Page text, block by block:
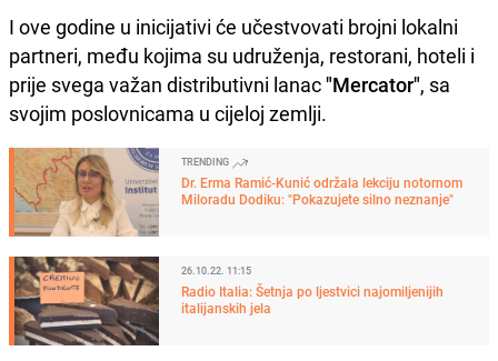
I ove godine u inicijativi će učestvovati brojni lokalni
partneri, među kojima su udruženja, restorani, hoteli i
prije svega važan distributivni lanac"Mercator", sa
svojim poslovnicama u cijeloj zemlji.
TRENDING
Dr. Erma Ramić-Kunić održala lekciju notornom
Miloradu Dodiku: "Pokazujete silno neznanje"
26.10.22. 11:15
Radio Italia: Šetnja po ljestvici najomiljenijih
italijanskih jela